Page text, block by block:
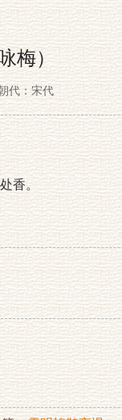
梅）
代：宋代
香。